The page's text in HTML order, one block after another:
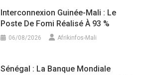
Interconnexion Guinée-Mali : Le
Poste De Fomi Réalisé À 93 %
06/08/2026 Afrikinfos-Mali
Sénégal : La Banque Mondiale